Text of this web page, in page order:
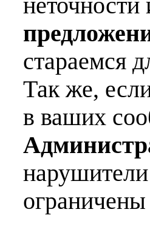
стараемся
Так же,
в ваших